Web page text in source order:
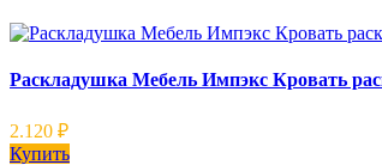
Раскладушка Мебель Импэкс Кровать
2.120 ₽
Купить